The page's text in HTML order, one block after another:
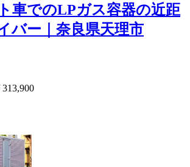
車でのLPガス容器の近距
バー｜奈良県天理市